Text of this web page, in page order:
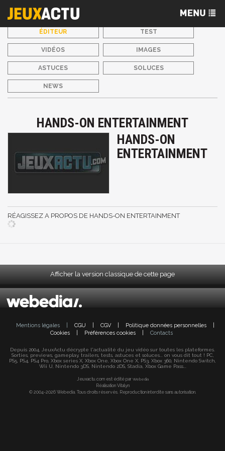
ÉDITEUR TEST
VIDÉOS IMAGES
ASTUCES SOLUCES
NEWS
HANDS-ON ENTERTAINMENT
HANDS-ON
ENTERTAINMENT
RÉAGISSEZ A PROPOS DE HANDS-ON ENTERTAINMENT
Afficher la version classique de cette page
Mentions légales CGU CGV Politique données personnelles
Cookies
Préférences cookies Contacts
Depuis 2004, JeuxActu décrypte l'actualité du jeu vidéo sur toutes les plateformes.
Sorties, previews, gameplay, trailers, tests, astuces et soluces... on vous dit tout ! PC,
PS5, PS4, PS4 Pro, Xbox series X, Xbox One, Xbox One X, PS3, Xbox 360, Nintendo Switch,
Wii U, Nintendo 3DS, Nintendo 2DS, Stadia, Xbox Game Pass...
Jeuxactu.com est édité par Webedia
Réalisation Vitalyn
© 2004-2026 Webedia. Tous droits réservés. Reproduction interdite sans autorisation.